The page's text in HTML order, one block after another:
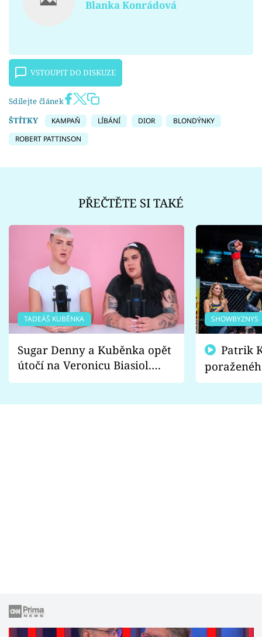
Blanka Konrádová
VSTOUPIT DO DISKUZE
Sdílejte článek
ŠTÍTKY
KAMPAŇ LÍBÁNÍ DIOR
BLONDÝNKY
ROBERT PATTINSON
PŘEČTĚTE SI TAKÉ
TADEÁŠ KUBĚNKA
Sugar Denny a Kuběnka opět
útočí na Veronicu Biasiol.
Proč je podle nich falešná a
SHOWBYZNYS
fanoušci